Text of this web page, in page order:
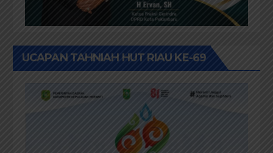
UCAPAN TAHNIAH HUT RIAU KE-69